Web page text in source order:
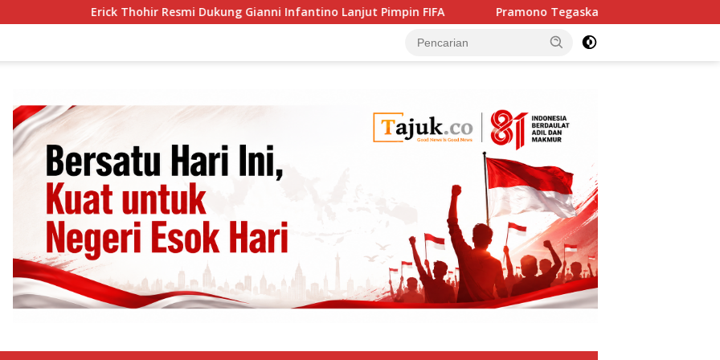
Erick Thohir Resmi Dukung Gianni Infantino Lanjut Pimpin FIFA Pramono Tegaskan Solidaritas Jakarta untuk